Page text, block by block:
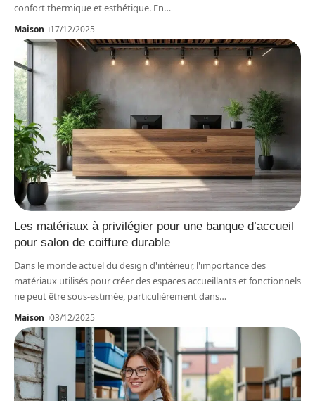
confort thermique et esthétique. En…
Maison 17/12/2025
Les matériaux à privilégier pour une banque d’accueil
pour salon de coiffure durable
Dans le monde actuel du design d'intérieur, l'importance des
matériaux utilisés pour créer des espaces accueillants et fonctionnels
ne peut être sous-estimée, particulièrement dans…
Maison 03/12/2025